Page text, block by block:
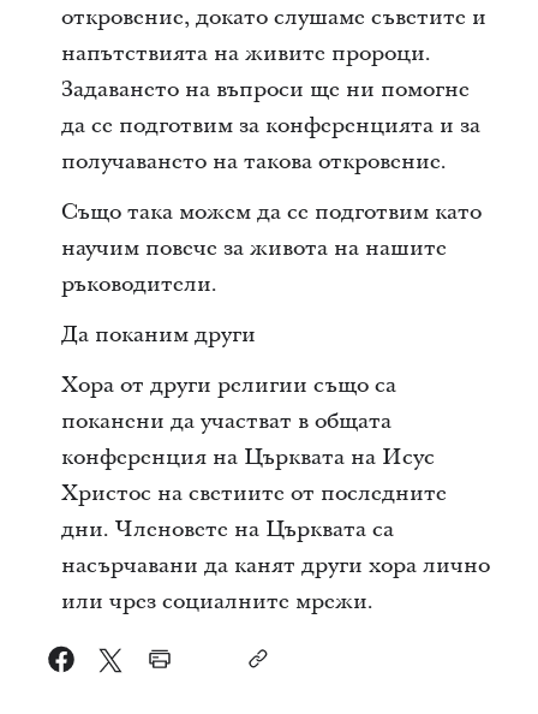
откровение, докато слушаме съветите и
напътствията на живите пророци.
Задаването на въпроси ще ни помогне
да се подготвим за конференцията и за
получаването на такова откровение.
Също така можем да се подготвим като
научим повече за живота на нашите
ръководители.
Да поканим други
Хора от други религии също са
поканени да участват в общата
конференция на Църквата на Исус
Христос на светиите от последните
дни. Членовете на Църквата са
насърчавани да канят други хора лично
или чрез социалните мрежи.